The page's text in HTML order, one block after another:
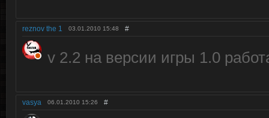
reznov the 1 03.01.2010 15:48 #
v 2.2 на версии игры 1.0
vasya 06.01.2010 15:26 #